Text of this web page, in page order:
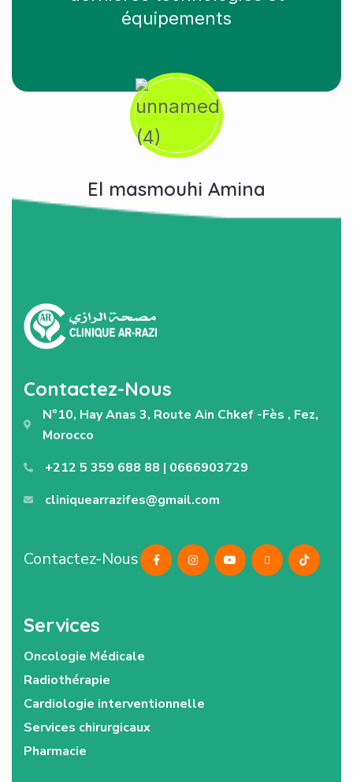
équipements
El masmouhi Amina
Contactez-Nous
N°10, Hay Anas 3, Route Ain Chkef -Fès , Fez,
Morocco
+212 5 359 688 88 | 0666903729
cliniquearrazifes@gmail.com
Contactez-Nous
Services
Oncologie Médicale
Radiothérapie
Cardiologie interventionnelle
Services chirurgicaux
Pharmacie